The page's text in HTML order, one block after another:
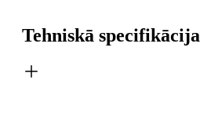
Tehniskā specifikācija